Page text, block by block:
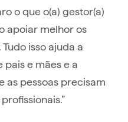
o que o(a) gestor(a)
apoiar melhor os
isso ajuda a
e mães e a
as pessoas precisam